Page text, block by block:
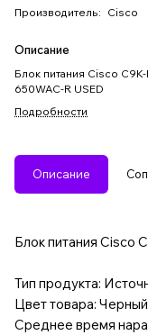
Производитель: Cisco
Описание
Блок питания Cisco
650WAC-R USED
Подробности
Описание
Блок питания Cisco
Тип продукта:
Цвет товара:
Среднее время